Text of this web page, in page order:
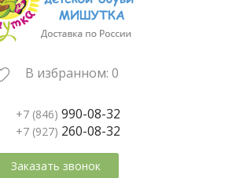
В избранном: 0
+7 (846) 990-08-32
+7 (927) 260-08-32
Заказать звонок